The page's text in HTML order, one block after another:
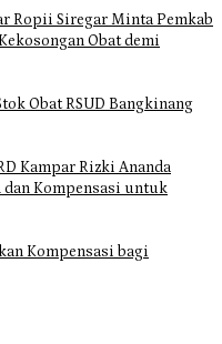
Ropii Siregar Minta Pemkab
Obat demi
Obat RSUD Bangkinang
Kampar Rizki Ananda
Kompensasi untuk
Kompensasi bagi